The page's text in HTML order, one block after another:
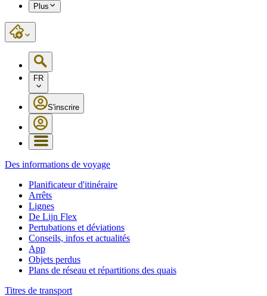
Plus
FR
S'inscrire
Des informations de voyage
Planificateur d'itinéraire
Arrêts
Lignes
De Lijn Flex
Pertubations et déviations
Conseils, infos et actualités
App
Objets perdus
Plans de réseau et répartitions des quais
Titres de transport